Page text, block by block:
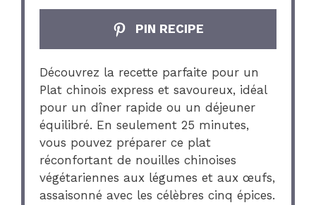
PIN RECIPE
Découvrez la recette parfaite pour un
Plat chinois express et savoureux, idéal
pour un dîner rapide ou un déjeuner
équilibré. En seulement 25 minutes,
vous pouvez préparer ce plat
réconfortant de nouilles chinoises
végétariennes aux légumes et aux œufs,
assaisonné avec les célèbres cinq épices.